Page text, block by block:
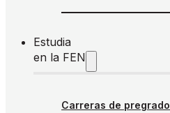
Estudia
en la FEN
Carreras de pregrado